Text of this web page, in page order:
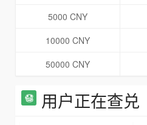
5000 CNY
10000 CNY
50000 CNY
用户正在查兑